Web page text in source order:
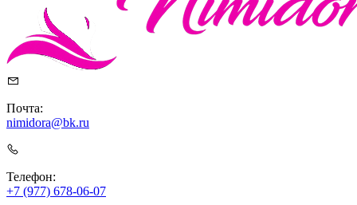
Почта:
nimidora@bk.ru
Телефон:
+7 (977) 678-06-07